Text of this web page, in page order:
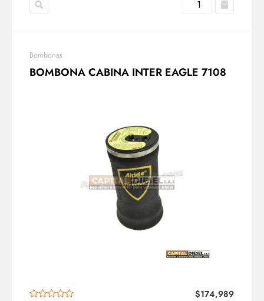
Bombonas
BOMBONA CABINA INTER EAGLE 7108
$174,989